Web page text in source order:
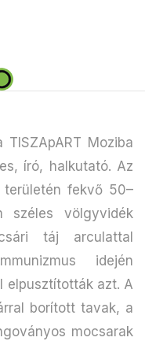
Moziba
író, halkutató. Az
területén fekvő 50–
völgyvidék
táj arculattal
idején
elpusztították azt. A
borított tavak, a
mocsarak